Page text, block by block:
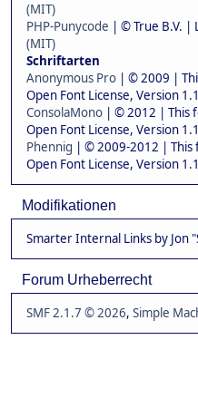
(MIT)
PHP-Punycode | © True B.V. |
(MIT)
Schriftarten
Anonymous Pro | © 2009 |
Open Font License, Version 1.1
ConsolaMono | © 2012 | This
Open Font License, Version 1.1
Phennig | © 2009-2012 | This
Open Font License, Version 1.1
Modifikationen
Smarter Internal Links by Jon
Forum Urheberrecht
SMF 2.1.7 © 2026, Simple